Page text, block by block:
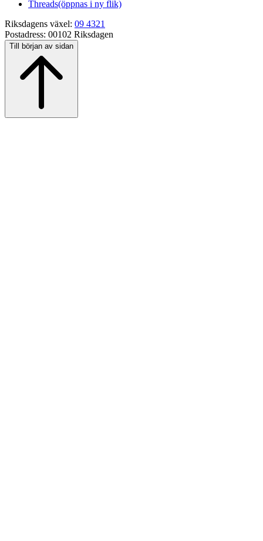
Threads(öppnas i ny flik)
Riksdagens växel: 09 4321
Postadress: 00102 Riksdagen
Till början av sidan